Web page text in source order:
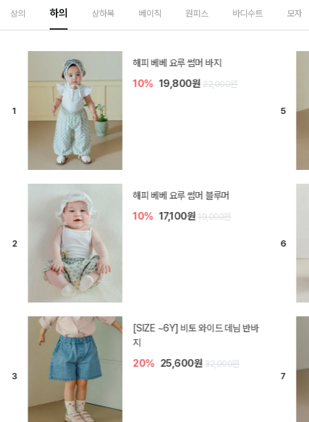
상의 하의 상하복 베이직 원피스 바디수트 모자
[SIZE ~6Y] 델린 린넨 바지
10% 21,600원 24,000원
듀이 아기 바지
10% 17,100원 19,000원
[SIZE ~6Y] 라핀 카프리 팬츠
30%